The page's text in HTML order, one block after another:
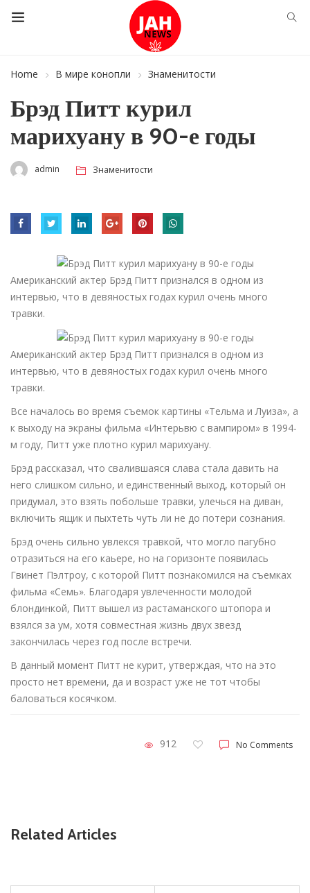
Home В мире конопли Знаменитости
Брэд Питт курил
марихуану в 90-е годы
admin Знаменитости
Американский актер Брэд Питт признался в одном из
интервью, что в девяностых годах курил очень много
травки.
Американский актер Брэд Питт признался в одном из
интервью, что в девяностых годах курил очень много
травки.
Все началось во время съемок картины «Тельма и Луиза», а
к выходу на экраны фильма «Интерьвю с вампиром» в 1994-
м году, Питт уже плотно курил марихуану.
Брэд рассказал, что свалившаяся слава стала давить на
него слишком сильно, и единственный выход, который он
придумал, это взять побольше травки, улечься на диван,
включить ящик и пыхтеть чуть ли не до потери сознания.
Брэд очень сильно увлекся травкой, что могло пагубно
отразиться на его каьере, но на горизонте появилась
Гвинет Пэлтроу, с которой Питт познакомился на съемках
фильма «Семь». Благодаря увлеченности молодой
блондинкой, Питт вышел из растаманского штопора и
взялся за ум, хотя совместная жизнь двух звезд
закончилась через год после встречи.
В данный момент Питт не курит, утверждая, что на это
просто нет времени, да и возраст уже не тот чтобы
баловаться косячком.
912 No Comments
Related Articles